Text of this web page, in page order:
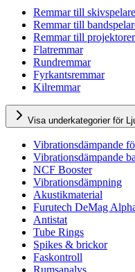
Remmar till skivspelare
Remmar till
Remmar till projektorer
Flatremmar
Rundremmar
Fyrkantsremmar
Kilremmar
Visa underkategorier för
Vibrationsdämpande
Vibrationsdämpande
NCF Booster
Vibrationsdämpning
Akustikmaterial
Furutech DeMag
Antistat
Tube Rings
Spikes & brickor
Faskontroll
Rumsanalys